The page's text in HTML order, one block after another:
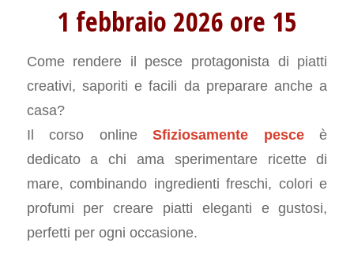
1 febbraio 2026 ore 15
Come rendere il pesce protagonista di piatti
creativi, saporiti e facili da preparare anche a
casa?
Il corso onlineSfiziosamente pesceè
dedicato a chi ama sperimentare ricette di
mare, combinando ingredienti freschi, colori e
profumi per creare piatti eleganti e gustosi,
perfetti per ogni occasione.